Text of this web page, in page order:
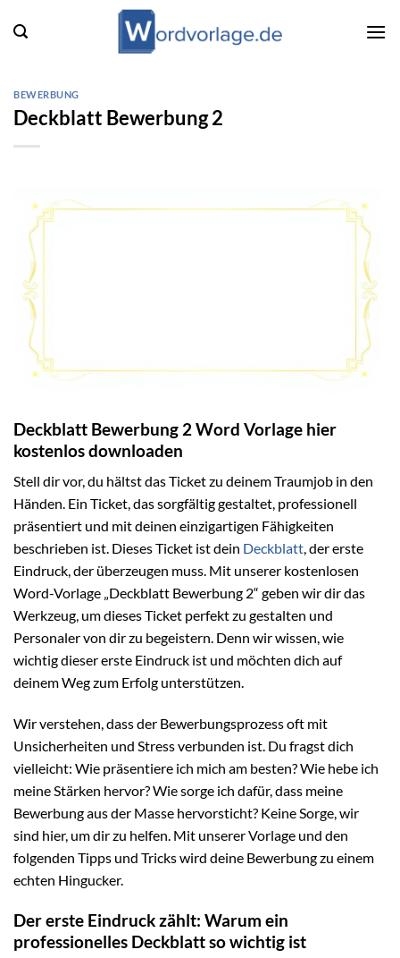
Inhalt
BEWERBUNG
Deckblatt Bewerbung 2
Deckblatt Bewerbung 2 Word Vorlage hier
kostenlos downloaden
Stell dir vor, du hältst das Ticket zu deinem Traumjob in den
Händen. Ein Ticket, das sorgfältig gestaltet, professionell
präsentiert und mit deinen einzigartigen Fähigkeiten
beschrieben ist. Dieses Ticket ist dein Deckblatt, der erste
Eindruck, der überzeugen muss. Mit unserer kostenlosen
Word-Vorlage „Deckblatt Bewerbung 2“ geben wir dir das
Werkzeug, um dieses Ticket perfekt zu gestalten und
Personaler von dir zu begeistern. Denn wir wissen, wie
wichtig dieser erste Eindruck ist und möchten dich auf
deinem Weg zum Erfolg unterstützen.
Wir verstehen, dass der Bewerbungsprozess oft mit
Unsicherheiten und Stress verbunden ist. Du fragst dich
vielleicht: Wie präsentiere ich mich am besten? Wie hebe ich
meine Stärken hervor? Wie sorge ich dafür, dass meine
Bewerbung aus der Masse hervorsticht? Keine Sorge, wir
sind hier, um dir zu helfen. Mit unserer Vorlage und den
folgenden Tipps und Tricks wird deine Bewerbung zu einem
echten Hingucker.
Der erste Eindruck zählt: Warum ein
professionelles Deckblatt so wichtig ist